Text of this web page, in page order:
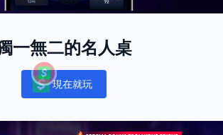
一無二的名人桌
Notifications
現在就玩